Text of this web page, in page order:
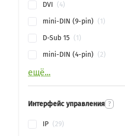
DVI
4
mini-DIN (9-pin)
1
D-Sub 15
1
mini-DIN (4-pin)
2
ещё...
Интерфейс управления ?
IP
29